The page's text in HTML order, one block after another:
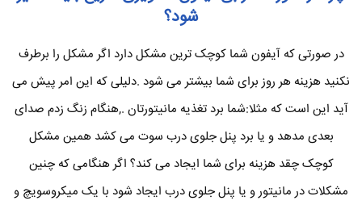
شود؟
در صورتی که آیفون شما کوچک ترین مشکل دارد اگر مشکل را برطرف
نکنید هزینه هر روز برای شما بیشتر می شود .دلیلی که این امر پیش می
آید این است که مثلا:شما برد تغذیه مانیتورتان .,هنگام زنگ زدم صدای
بعدی مدهد و یا برد پنل جلوی درب سوت می کشد همین مشکل
کوچک چقد هزینه برای شما ایجاد می کند؟ اگر هنگامی که چنین
مشکلات در مانیتور و یا پنل جلوی درب ایجاد شود با یک میکروسویچ و